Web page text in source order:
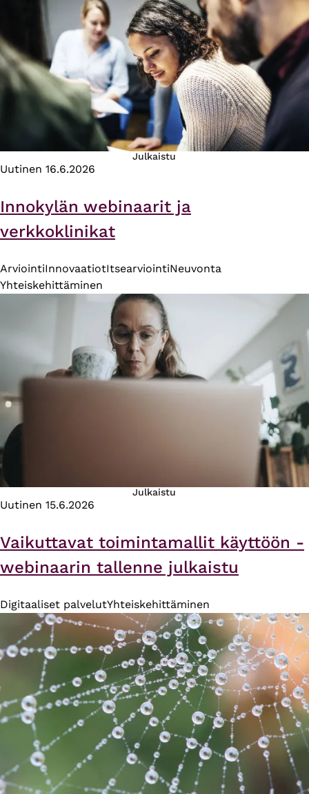
Julkaistu
Uutinen 16.6.2026
Innokylän webinaarit ja
verkkoklinikat
ArviointiInnovaatiotItsearviointiNeuvonta
Yhteiskehittäminen
Julkaistu
Uutinen 15.6.2026
Vaikuttavat toimintamallit käyttöön -
webinaarin tallenne julkaistu
Digitaaliset palvelutYhteiskehittäminen